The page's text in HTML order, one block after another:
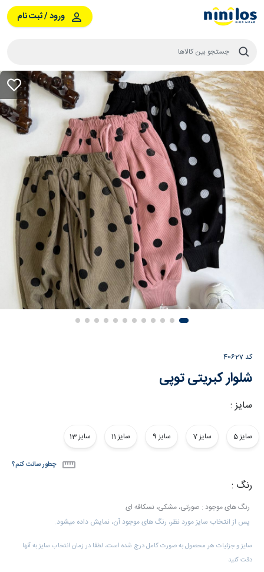
ورود / ثبت نام
کد 40627
شلوار کبریتی توپی
سایز :
سایز 5 سایز 7 سایز 9 سایز 11 سایز 13
چطور سانت کنم؟
رنگ :
رنگ های موجود : صورتی، مشکی، نسکافه ای
پس از انتخاب سایز مورد نظر، رنگ های موجود آن، نمایش داده میشود.
سایز و جزئیات هر محصول به صورت کامل درج شده است، لطفا در زمان انتخاب سایز به آنها
دقت کنید